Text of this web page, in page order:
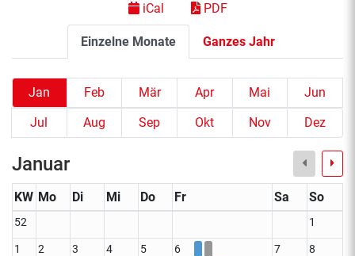
Einzelne Monate Ganzes Jahr
iCal PDF
Jan Feb Mär Apr Mai
Jun
Jul
Aug Sep Okt Nov Dez
Januar
KW Mo Di Mi Do Fr Sa So
52 1
1 2 3 4 5 6 7
8